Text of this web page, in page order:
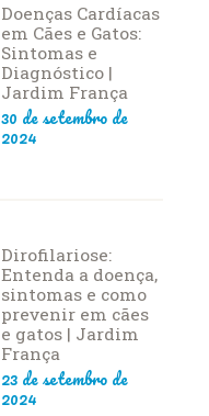
Doenças Cardíacas
em Cães e Gatos:
Sintomas e
Diagnóstico |
Jardim França
30 de setembro de
2024
Dirofilariose:
Entenda a doença,
sintomas e como
prevenir em cães
e gatos | Jardim
França
23 de setembro de
2024